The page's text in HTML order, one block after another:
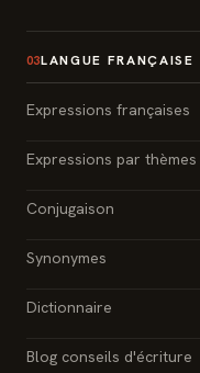
03LANGUE FRANÇAISE
Expressions françaises
Expressions par thèmes
Conjugaison
Synonymes
Dictionnaire
Blog conseils d'écriture